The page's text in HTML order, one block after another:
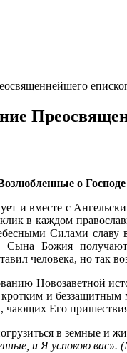
о
и вместе с
в каждом
Силами славу
Сына Божия
человека, но так
Новозаветной
и
чающих Его
в земные и
и Я успокою вас».